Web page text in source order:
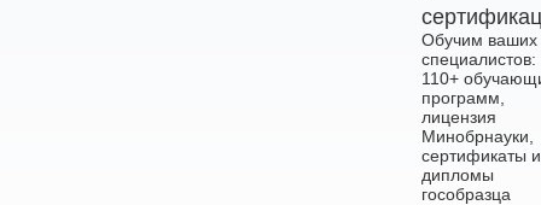
Обучим ваших
специалистов:
110+
программ,
лицензия
Минобрнауки,
сертификаты и
дипломы
гособразца